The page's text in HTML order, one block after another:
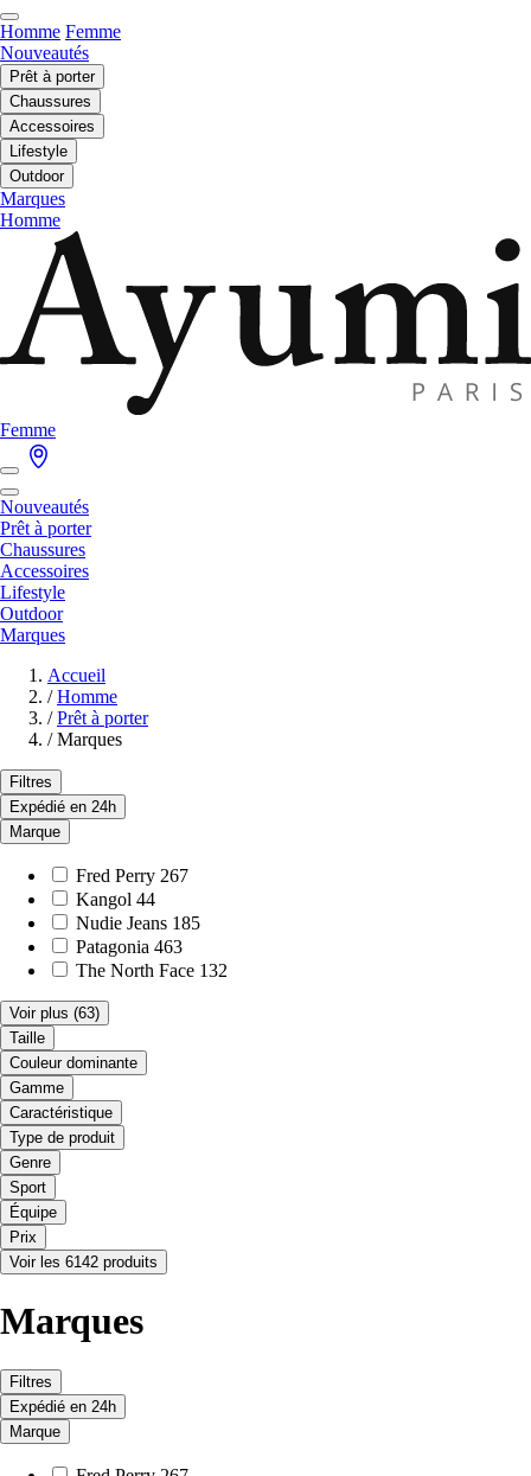
Homme Femme
Nouveautés
Prêt à porter
Chaussures
Accessoires
Lifestyle
Outdoor
Marques
Homme
Femme
Nouveautés
Prêt à porter
Chaussures
Accessoires
Lifestyle
Outdoor
Marques
Accueil
/ Homme
/ Prêt à porter
/ Marques
Filtres
Expédié en 24h
Marque
Fred Perry 267
Kangol 44
Nudie Jeans 185
Patagonia 463
The North Face 132
Voir plus (63)
Taille
Couleur dominante
Gamme
Caractéristique
Type de produit
Genre
Sport
Équipe
Prix
Voir les 6142 produits
Marques
Filtres
Expédié en 24h
Marque